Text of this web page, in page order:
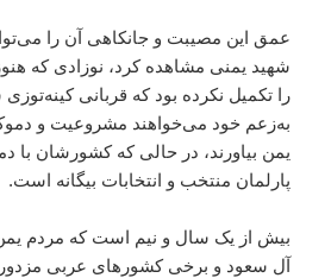
عمق این مصیبت و جانکاهی آن را
شهید یمنی مشاهده کرد، نوزادی که
را تکمیل نکرده بود که قربانی
به‌زعم خود می‌خواهند مشروعیت و
یمن بیاورند،‌ در حالی که کشورشان
پارلمان منتخب و انتخابات بیگانه‌ است.
بیش از یک سال و نیم است که مردم
آل سعود و برخی کشورهای عربی مزدور